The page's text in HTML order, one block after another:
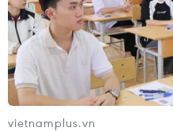
vietnamplus.vn